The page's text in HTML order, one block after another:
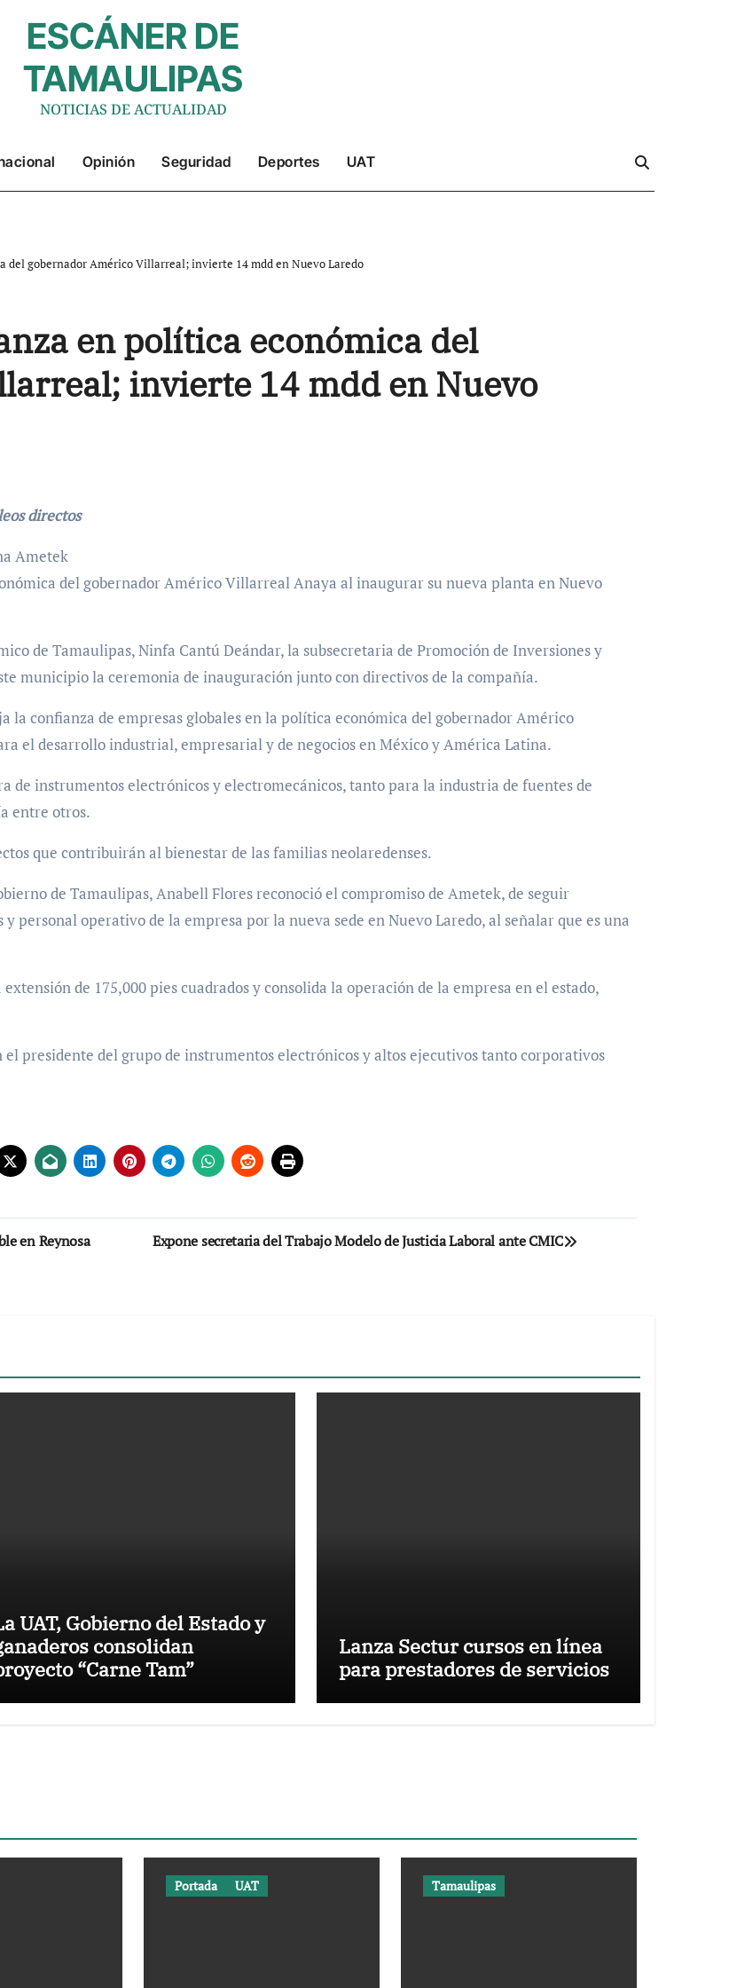
ESCÁNER DE
TAMAULIPAS
NOTICIAS DE ACTUALIDAD
Opinión Seguridad Deportes UAT
del gobernador Américo Villarreal; invierte 14 mdd en Nuevo Laredo
en política económica del
invierte 14 mdd en Nuevo
directos
Ametek
del gobernador Américo Villarreal Anaya al inaugurar su nueva planta en Nuevo
de Tamaulipas, Ninfa Cantú Deándar, la subsecretaria de Promoción de Inversiones y
municipio la ceremonia de inauguración junto con directivos de la compañía.
confianza de empresas globales en la política económica del gobernador Américo
el desarrollo industrial, empresarial y de negocios en México y América Latina.
de instrumentos electrónicos y electromecánicos, tanto para la industria de fuentes de
entre otros.
que contribuirán al bienestar de las familias neolaredenses.
de Tamaulipas, Anabell Flores reconoció el compromiso de Ametek, de seguir
operativo de la empresa por la nueva sede en Nuevo Laredo, al señalar que es una
de 175,000 pies cuadrados y consolida la operación de la empresa en el estado,
presidente del grupo de instrumentos electrónicos y altos ejecutivos tanto corporativos
en Reynosa Expone secretaria del Trabajo Modelo de Justicia Laboral ante CMIC
UAT, Gobierno del Estado y
consolidan
“Carne Tam”
Lanza Sectur cursos en línea
para prestadores de servicios
Portada UAT Tamaulipas